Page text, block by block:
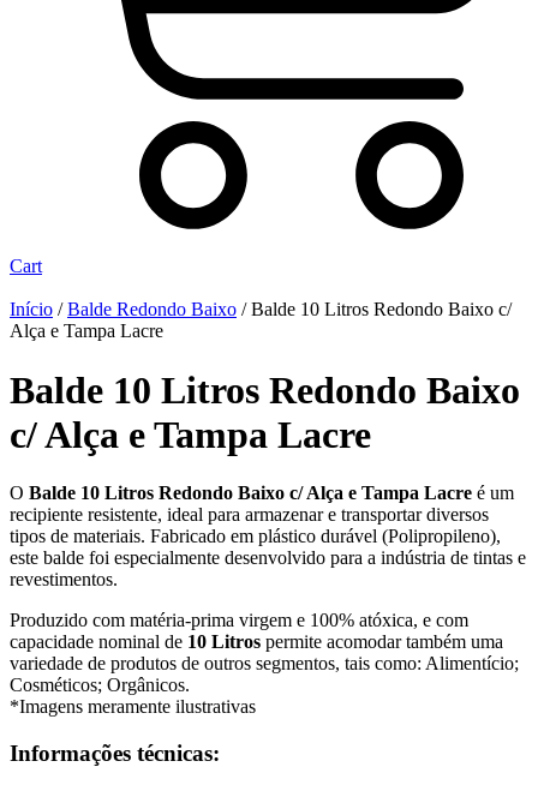
Cart
Início /Balde Redondo Baixo / Balde 10 Litros Redondo Baixo c/
Alça e Tampa Lacre
Balde 10 Litros Redondo Baixo
c/ Alça e Tampa Lacre
O Balde 10 Litros Redondo Baixo c/ Alça e Tampa Lacre é um
recipiente resistente, ideal para armazenar e transportar diversos
tipos de materiais. Fabricado em plástico durável (Polipropileno),
este balde foi especialmente desenvolvido para a indústria de tintas e
revestimentos.
Produzido com matéria-prima virgem e 100% atóxica, e com
capacidade nominal de 10 Litros permite acomodar também uma
variedade de produtos de outros segmentos, tais como: Alimentício;
Cosméticos; Orgânicos.
*Imagens meramente ilustrativas
Informações técnicas: